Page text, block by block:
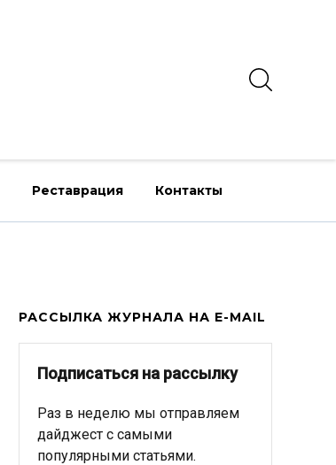
Реставрация Контакты
РАССЫЛКА ЖУРНАЛА НА E-MAIL
Подписаться на рассылку
Раз в неделю мы отправляем
дайджест с самыми
популярными статьями.